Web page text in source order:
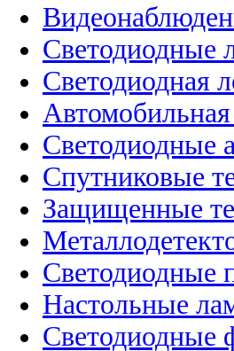
Светодиодные
Светодиодная
Светодиодные
Спутниковые
Защищенные
Светодиодные
Настольные
Светодиодные